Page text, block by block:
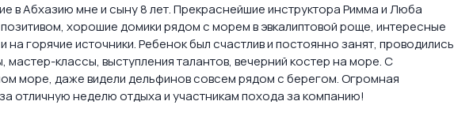
в Абхазию мне и сыну 8 лет. Прекраснейшие инструктора Римма и Люба
хорошие домики рядом с морем в эвкалиптовой роще, интересные
горячие источники. Ребенок был счастлив и постоянно занят, проводились
мастер-классы, выступления талантов, вечерний костер на море. С
море, даже видели дельфинов совсем рядом с берегом. Огромная
отличную неделю отдыха и участникам похода за компанию!